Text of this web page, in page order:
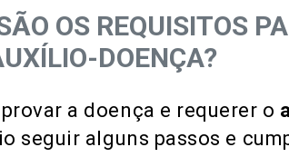
OS REQUISITOS
DOENÇA?
a doença e requerer o
seguir alguns passos e